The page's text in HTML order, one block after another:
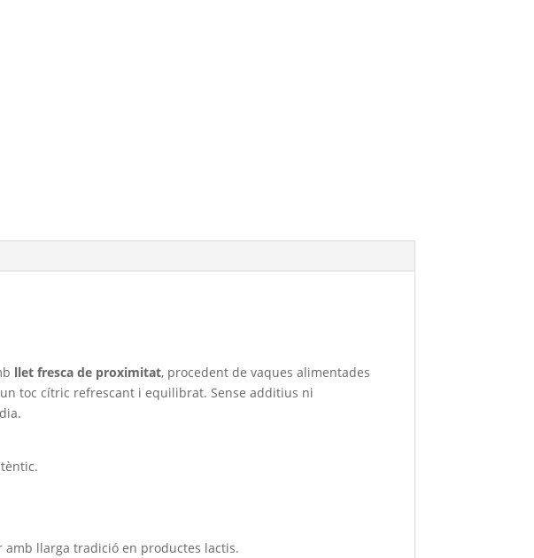
llet fresca de proximitat, procedent de vaques alimentades
toc cítric refrescant i equilibrat. Sense additius ni
amb llarga tradició en productes lactis.